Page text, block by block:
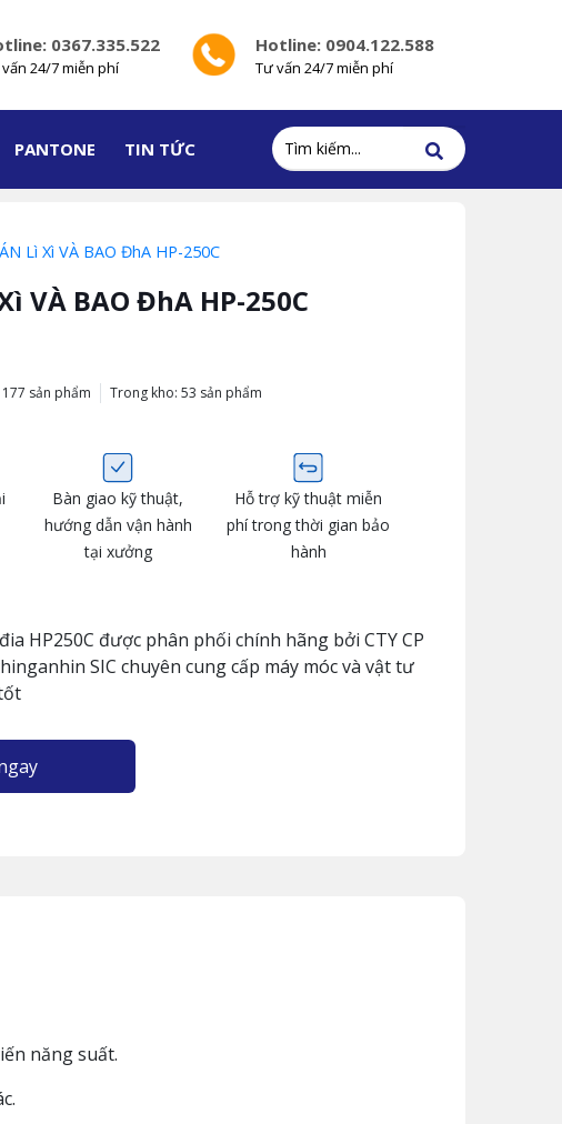
0367.335.522
24/7 miễn phí
Hotline: 0904.122.588
Tư vấn 24/7 miễn phí
PANTONE TIN TỨC
Lì Xì VÀ BAO ĐhA HP-250C
VÀ BAO ĐhA HP-250C
sản phẩm Trong kho: 53 sản phẩm
Bàn giao kỹ thuật,
hướng dẫn vận hành
tại xưởng
Hỗ trợ kỹ thuật miễn
phí trong thời gian bảo
hành
HP250C được phân phối chính hãng bởi CTY CP
SIC chuyên cung cấp máy móc và vật tư
năng suất.